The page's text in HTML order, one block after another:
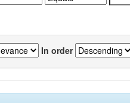
In order